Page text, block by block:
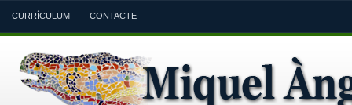
CURRÍCULUM CONTACTE